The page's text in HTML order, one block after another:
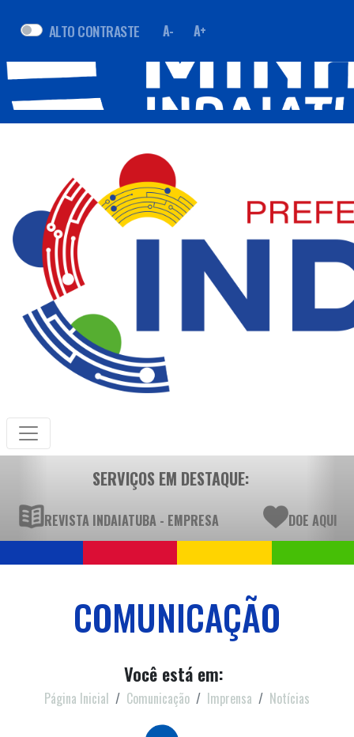
ALTO CONTRASTE A- A+
SERVIÇOS EM DESTAQUE:
REVISTA INDAIATUBA - EMPRESA DOE AQUI
COMUNICAÇÃO
Você está em:
Página Inicial Comunicação Imprensa Notícias